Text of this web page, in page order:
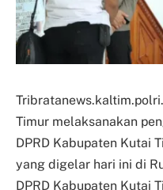
Timur melaksanakan
DPRD Kabupaten Kutai
yang digelar hari ini di
DPRD Kabupaten Kutai